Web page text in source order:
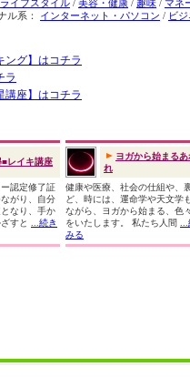
ライフスタイル / 美容・健康 / 趣味 / マネ
ル系： インターネット・パソコン / ビ
ング】はコチラ
ラ
講座】はコチラ
レイキ講座
ー認定修了証
がり、自分
なり、手か
すと
...続き
ヨガから始まるあ
れ
健康や医療、社会の仕組や、
ど、時には、運命学や天文学
ながら、ヨガから始まる、色
をいたします。 私たち人間
みる